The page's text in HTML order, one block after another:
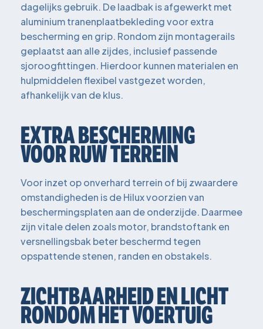
dagelijks gebruik. De laadbak is afgewerkt met
aluminium tranenplaatbekleding voor extra
bescherming en grip. Rondom zijn montagerails
geplaatst aan alle zijdes, inclusief passende
sjoroogfittingen. Hierdoor kunnen materialen en
hulpmiddelen flexibel vastgezet worden,
afhankelijk van de klus.
EXTRA BESCHERMING
VOOR RUW TERREIN
Voor inzet op onverhard terrein of bij zwaardere
omstandigheden is de Hilux voorzien van
beschermingsplaten aan de onderzijde. Daarmee
zijn vitale delen zoals motor, brandstoftank en
versnellingsbak beter beschermd tegen
opspattende stenen, randen en obstakels.
ZICHTBAARHEID EN LICHT
RONDOM HET VOERTUIG